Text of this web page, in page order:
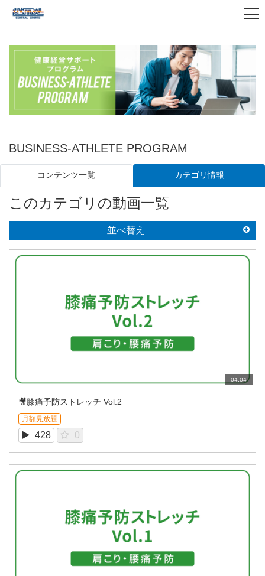
BUSINESS-ATHLETE PROGRAM
コンテンツ一覧 カテゴリ情報
このカテゴリの動画一覧
並べ替え
04:04
🎥膝痛予防ストレッチ Vol.2
月額見放題
428 0